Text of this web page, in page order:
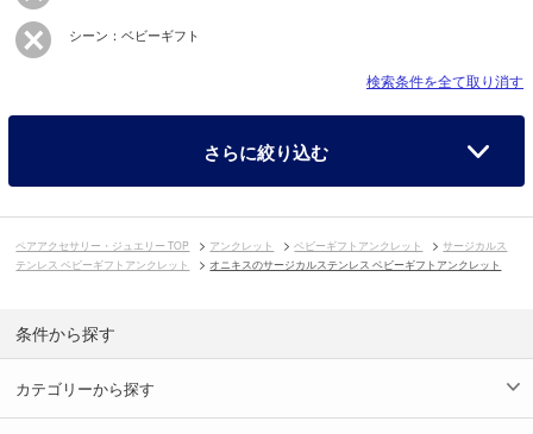
シーン：ベビーギフト
検索条件を全て取り消す
さらに絞り込む
ペアアクセサリー・ジュエリー TOP アンクレット ベビーギフトアンクレット
サージカルス
テンレス ベビーギフトアンクレット
オニキスのサージカルステンレス ベビーギフトアンクレット
条件から探す
カテゴリーから探す